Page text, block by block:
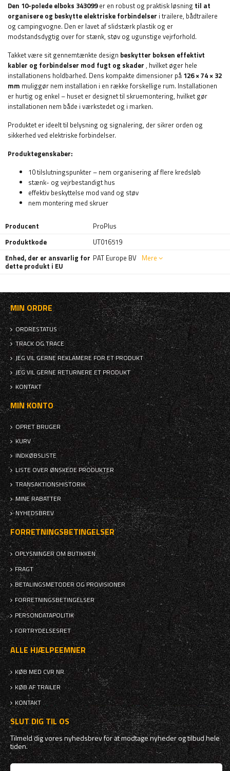
Den 10-polede elboks 343099er en robust og praktisk løsning til at
organisere og beskytte elektriske forbindelser i trailere, bådtrailere
og campingvogne. Den er lavet af slidstærk plastik og er
modstandsdygtig over for stænk, støv og ugunstige vejrforhold.
Takket være sit gennemtænkte design beskytter boksen effektivt
kabler og forbindelser mod fugt og skader , hvilket øger hele
installationens holdbarhed. Dens kompakte dimensioner på 126 × 74 × 32
mm muliggør nem installation i en række forskellige rum. Installationen
er hurtig og enkel – huset er designet til skruemontering, hvilket gør
installationen nem både i værkstedet og i marken.
Produktet er ideelt til belysning og signalering, der sikrer orden og
sikkerhed ved elektriske forbindelser.
Produktegenskaber:
10 tilslutningspunkter – nem organisering af flere kredsløb
stænk- og vejrbestandigt hus
effektiv beskyttelse mod vand og støv
nem montering med skruer
Producent
ProPlus
Produktkode
UT016519
Enhed, der er ansvarlig for
dette produkt i EU
PAT Europe BV Mere
MIN ORDRE
ORDRESTATUS
TRACK OG TRACE
JEG VIL GERNE REKLAMERE FOR ET PRODUKT
JEG VIL GERNE RETURNERE ET PRODUKT
KONTAKT
MIN KONTO
OPRET BRUGER
KURV
INDKØBSLISTE
LISTE OVER ØNSKEDE PRODUKTER
TRANSAKTIONSHISTORIK
MINE RABATTER
NYHEDSBREV
FORRETNINGSBETINGELSER
OPLYSNINGER OM BUTIKKEN
FRAGT
BETALINGSMETODER OG PROVISIONER
FORRETNINGSBETINGELSER
PERSONDATAPOLITIK
FORTRYDELSESRET
ALLE HJÆLPEEMNER
KØB MED CVR NR.
KØB AF TRAILER
KONTAKT
SLUT DIG TIL OS
Tilmeld dig vores nyhedsbrev for at modtage nyheder og tilbud hele
tiden.